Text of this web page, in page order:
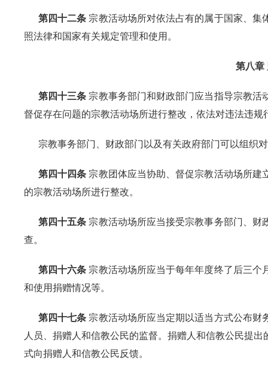
第四十二条 宗教活动场所对依法占有的属于国家、集
照法律和国家有关规定管理和使用。
第八章
第四十三条 宗教事务部门和财政部门应当指导宗教活
督促存在问题的宗教活动场所进行整改，依法对违法违规
宗教事务部门、财政部门以及有关政府部门可以组织
第四十四条 宗教团体应当协助、督促宗教活动场所建
的宗教活动场所进行整改。
第四十五条 宗教活动场所应当接受宗教事务部门、财
查。
第四十六条 宗教活动场所应当于每年年度终了后三个
和使用捐赠情况等。
第四十七条 宗教活动场所应当定期以适当方式公布财
人员、捐赠人和信教公民的监督。捐赠人和信教公民提
式向捐赠人和信教公民反馈。